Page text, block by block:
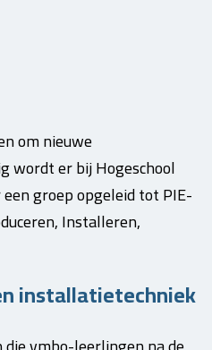
om nieuwe
wordt er bij Hogeschool
groep opgeleid tot PIE-
Installeren,
installatietechniek